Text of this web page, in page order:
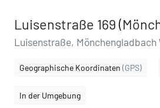
Luisenstraße 169
Luisenstraße, Mönchengladbach
Geographische Koordinaten (GPS)
In der Umgebung